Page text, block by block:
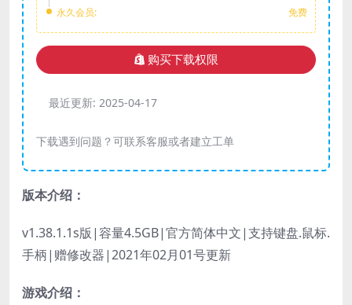
永久会员:
免费
购买下载权限
最近更新: 2025-04-17
下载遇到问题？可联系客服或者建立工单
版本介绍：
v1.38.1.1s版|容量4.5GB|官方简体中文|支持键盘.鼠标.
手柄|赠修改器|2021年02月01号更新
游戏介绍：